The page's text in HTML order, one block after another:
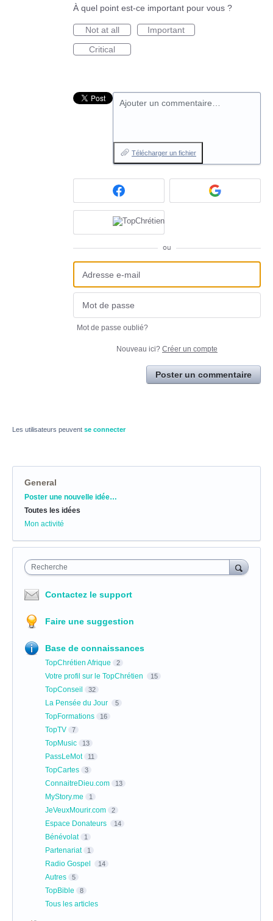
À quel point est-ce important pour vous ?
Not at all
Important
Critical
Ajouter un commentaire…
Télécharger un fichier
ou
Mot de passe oublié?
Nouveau ici? Créer un compte
Poster un commentaire
Les utilisateurs peuvent se connecter
General
Catégories
Poster une nouvelle idée…
Toutes les idées
Mon activité
Recherche
Contactez le support
Faire une suggestion
Base de connaissances
TopChrétien Afrique 2
Votre profil sur le TopChrétien 15
TopConseil 32
La Pensée du Jour 5
TopFormations 16
TopTV 7
TopMusic 13
PassLeMot 11
TopCartes 3
ConnaitreDieu.com 13
MyStory.me 1
JeVeuxMourir.com 2
Espace Donateurs 14
Bénévolat 1
Partenariat 1
Radio Gospel 14
Autres 5
TopBible 8
Tous les articles